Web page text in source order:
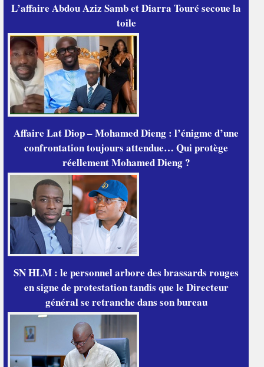
L’affaire Abdou Aziz Samb et Diarra Touré secoue la
toile
Affaire Lat Diop – Mohamed Dieng : l’énigme d’une
confrontation toujours attendue… Qui protège
réellement Mohamed Dieng ?
SN HLM : le personnel arbore des brassards rouges
en signe de protestation tandis que le Directeur
général se retranche dans son bureau